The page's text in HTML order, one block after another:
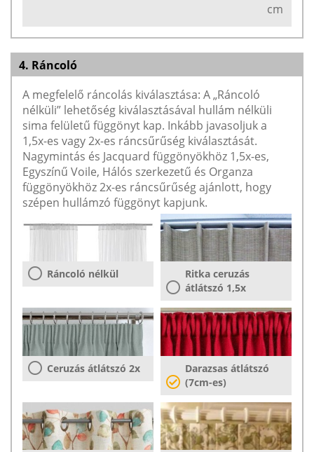
cm
4. Ráncoló
A megfelelő ráncolás kiválasztása: A „Ráncoló
nélküli” lehetőség kiválasztásával hullám nélküli
sima felületű függönyt kap. Inkább javasoljuk a
1,5x-es vagy 2x-es ráncsűrűség kiválasztását.
Nagymintás és Jacquard függönyökhöz 1,5x-es,
Egyszínű Voile, Hálós szerkezetű és Organza
függönyökhöz 2x-es ráncsűrűség ajánlott, hogy
szépen hullámzó függönyt kapjunk.
Ráncoló nélkül
Ritka ceruzás
átlátszó 1,5x
Ceruzás átlátszó 2x
Darazsas átlátszó
(7cm-es)